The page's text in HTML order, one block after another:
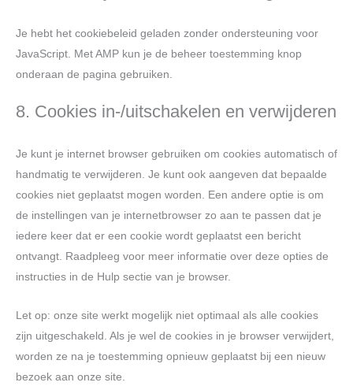
Je hebt het cookiebeleid geladen zonder ondersteuning voor
JavaScript. Met AMP kun je de beheer toestemming knop
onderaan de pagina gebruiken.
8. Cookies in-/uitschakelen en verwijderen
Je kunt je internet browser gebruiken om cookies automatisch of
handmatig te verwijderen. Je kunt ook aangeven dat bepaalde
cookies niet geplaatst mogen worden. Een andere optie is om
de instellingen van je internetbrowser zo aan te passen dat je
iedere keer dat er een cookie wordt geplaatst een bericht
ontvangt. Raadpleeg voor meer informatie over deze opties de
instructies in de Hulp sectie van je browser.
Let op: onze site werkt mogelijk niet optimaal als alle cookies
zijn uitgeschakeld. Als je wel de cookies in je browser verwijdert,
worden ze na je toestemming opnieuw geplaatst bij een nieuw
bezoek aan onze site.